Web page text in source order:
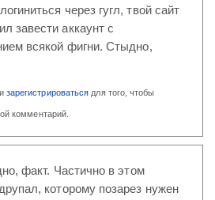
через гугл, твой сайт
завести аккаунт с
всякой фигни. Стыдно,
зарегистрироваться для того, чтобы
комментарий.
факт. Частично в этом
которому позарез нужен